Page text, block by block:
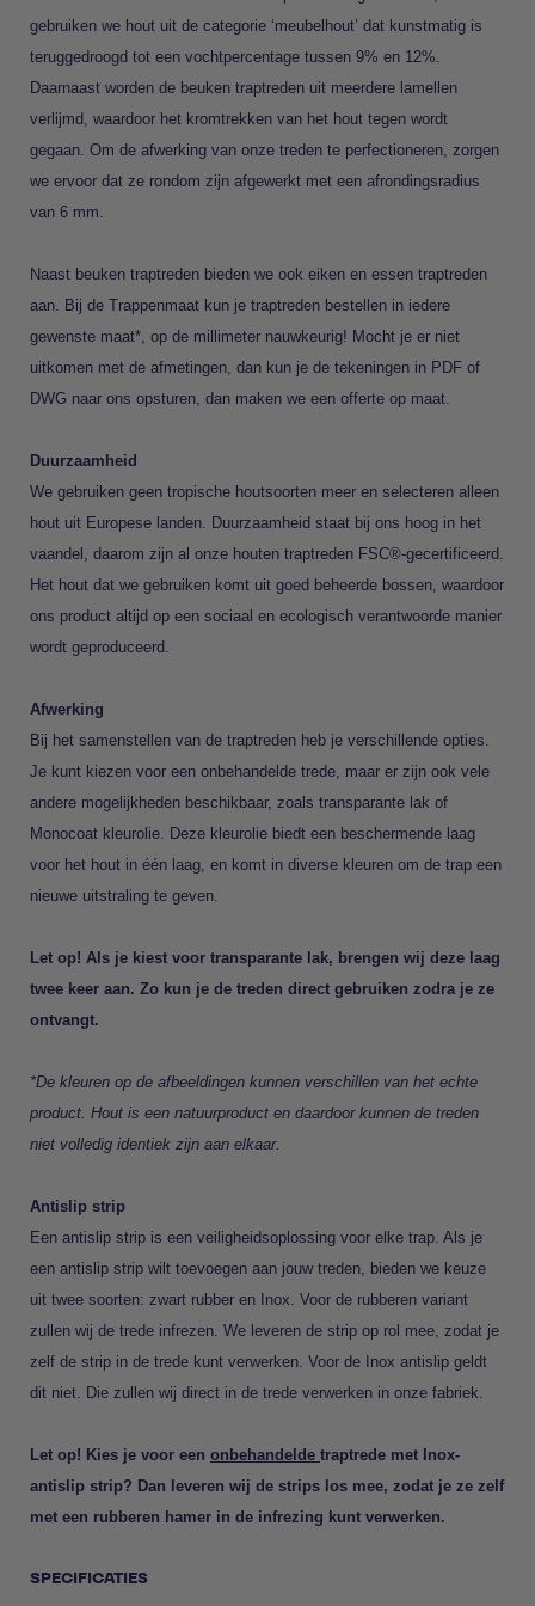
gebruiken we hout uit de categorie ‘meubelhout’ dat kunstmatig is
teruggedroogd tot een vochtpercentage tussen 9% en 12%.
Daarnaast worden de beuken traptreden uit meerdere lamellen
verlijmd, waardoor het kromtrekken van het hout tegen wordt
gegaan. Om de afwerking van onze treden te perfectioneren, zorgen
we ervoor dat ze rondom zijn afgewerkt met een afrondingsradius
van 6 mm.
Naast beuken traptreden bieden we ook eiken en essen traptreden
aan. Bij de Trappenmaat kun je traptreden bestellen in iedere
gewenste maat*, op de millimeter nauwkeurig! Mocht je er niet
uitkomen met de afmetingen, dan kun je de tekeningen in PDF of
DWG naar ons opsturen, dan maken we een offerte op maat.
Duurzaamheid
We gebruiken geen tropische houtsoorten meer en selecteren alleen
hout uit Europese landen. Duurzaamheid staat bij ons hoog in het
vaandel, daarom zijn al onze houten traptreden FSC®-gecertificeerd.
Het hout dat we gebruiken komt uit goed beheerde bossen, waardoor
ons product altijd op een sociaal en ecologisch verantwoorde manier
wordt geproduceerd.
Afwerking
Bij het samenstellen van de traptreden heb je verschillende opties.
Je kunt kiezen voor een onbehandelde trede, maar er zijn ook vele
andere mogelijkheden beschikbaar, zoals transparante lak of
Monocoat kleurolie. Deze kleurolie biedt een beschermende laag
voor het hout in één laag, en komt in diverse kleuren om de trap een
nieuwe uitstraling te geven.
Let op! Als je kiest voor transparante lak, brengen wij deze laag
twee keer aan. Zo kun je de treden direct gebruiken zodra je ze
ontvangt.
*De kleuren op de afbeeldingen kunnen verschillen van het echte
product. Hout is een natuurproduct en daardoor kunnen de treden
niet volledig identiek zijn aan elkaar.
Antislip strip
Een antislip strip is een veiligheidsoplossing voor elke trap. Als je
een antislip strip wilt toevoegen aan jouw treden, bieden we keuze
uit twee soorten: zwart rubber en Inox. Voor de rubberen variant
zullen wij de trede infrezen. We leveren de strip op rol mee, zodat je
zelf de strip in de trede kunt verwerken. Voor de Inox antislip geldt
dit niet. Die zullen wij direct in de trede verwerken in onze fabriek.
Let op! Kies je voor een onbehandelde traptrede met Inox-
antislip strip? Dan leveren wij de strips los mee, zodat je ze zelf
met een rubberen hamer in de infrezing kunt verwerken.
SPECIFICATIES